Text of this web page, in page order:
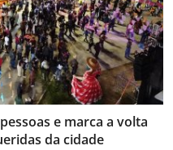
e marca a volta
da cidade